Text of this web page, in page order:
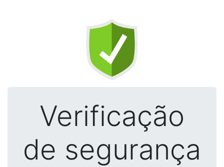
Verificação
de segurança